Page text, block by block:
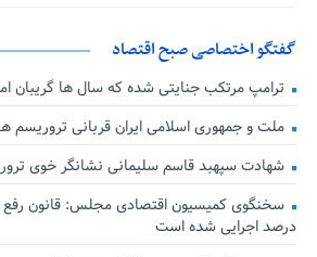
گفتگو اختصاصی صبح اقتصاد
ترامپ مرتکب جنایتی شده که سال ها گریبان
ملت و جمهوری اسلامی ایران قربانی تروریسم
شهادت سپهبد قاسم سلیمانی نشانگر خوی
درصد اجرایی شده است